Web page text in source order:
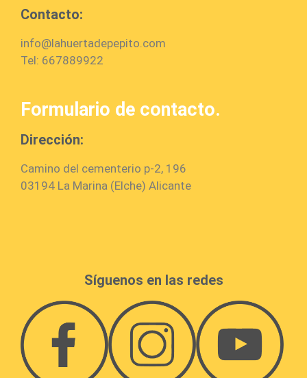
Contacto:
info@lahuertadepepito.com
Tel: 667889922
Formulario de contacto.
Dirección:
Camino del cementerio p-2, 196
03194 La Marina (Elche) Alicante
Síguenos en las redes